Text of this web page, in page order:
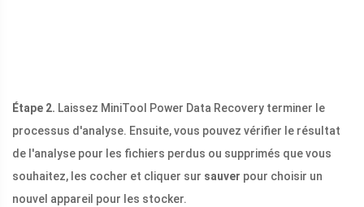
Étape 2. Laissez MiniTool Power Data Recovery terminer le
processus d'analyse. Ensuite, vous pouvez vérifier le résultat
de l'analyse pour les fichiers perdus ou supprimés que vous
souhaitez, les cocher et cliquer sur sauver pour choisir un
nouvel appareil pour les stocker.